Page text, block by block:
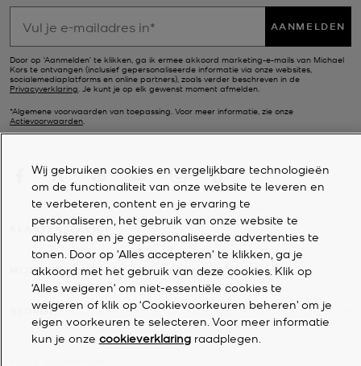
AANMELDEN
Door op ‘Aanmelden’ te klikken, ga ik ermee akkoord marketing-e-mails van Michael
Kors te ontvangen (inclusief gepersonaliseerde informatie via onze websites,
socialemediaplatforms en online partners), zoals verder beschreven in de
Privacyverklaring. Je kunt je op elk gewenst moment afmelden.
*Algemene voorwaarden van toepassing. Voor meer informatie, zie onze
Actievoorwaarden.
KLANTENSERVICE
MIJN ACCOUNT
BEDRIJF
Wij gebruiken cookies en vergelijkbare technologieën
om de functionaliteit van onze website te leveren en
te verbeteren, content en je ervaring te
personaliseren, het gebruik van onze website te
analyseren en je gepersonaliseerde advertenties te
tonen. Door op 'Alles accepteren' te klikken, ga je
akkoord met het gebruik van deze cookies. Klik op
‘Alles weigeren’ om niet-essentiële cookies te
weigeren of klik op ‘Cookievoorkeuren beheren’ om je
eigen voorkeuren te selecteren. Voor meer informatie
kun je onze cookieverklaringraadplegen.